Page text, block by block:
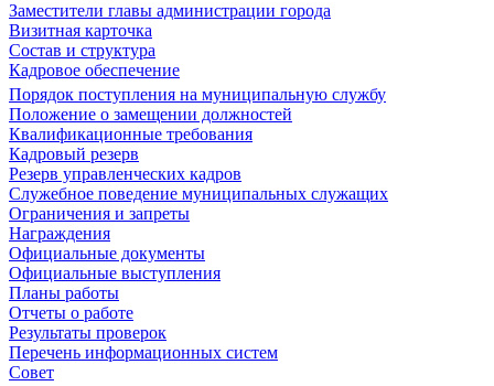
Заместители главы администрации города
Визитная карточка
Состав и структура
Кадровое обеспечение
Порядок поступления на муниципальную службу
Положение о замещении должностей
Квалификационные требования
Кадровый резерв
Резерв управленческих кадров
Служебное поведение муниципальных служащих
Ограничения и запреты
Награждения
Официальные документы
Официальные выступления
Планы работы
Отчеты о работе
Результаты проверок
Перечень информационных систем
Совет